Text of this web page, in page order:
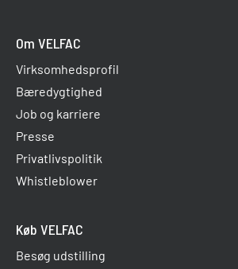
Om VELFAC
Virksomhedsprofil
Bæredygtighed
Job og karriere
Presse
Privatlivspolitik
Whistleblower
Køb VELFAC
Besøg udstilling